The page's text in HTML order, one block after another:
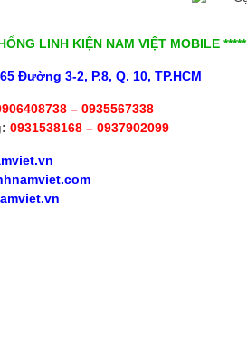
LINH KIỆN NAM VIỆT MOBILE *****
Đường 3-2, P.8, Q. 10, TP.HCM
– 0935567338
0931538168 – 0937902099